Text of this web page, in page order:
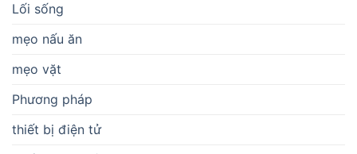
Lối sống
mẹo nấu ăn
mẹo vặt
Phương pháp
thiết bị điện tử